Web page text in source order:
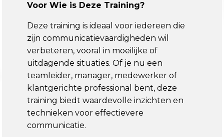
Voor Wie is Deze Training?
Deze training is ideaal voor iedereen die
zijn communicatievaardigheden wil
verbeteren, vooral in moeilijke of
uitdagende situaties. Of je nu een
teamleider, manager, medewerker of
klantgerichte professional bent, deze
training biedt waardevolle inzichten en
technieken voor effectievere
communicatie.